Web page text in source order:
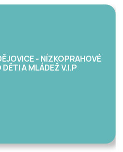
- NÍZKOPRAHOVÉ
A MLÁDEŽ V.I.P